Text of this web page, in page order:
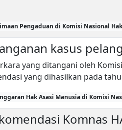
Pengaduan di Komisi Nasional
kasus
yang ditangani oleh
yang dihasilkan pada
Hak Asasi Manusia di Komisi
Komnas